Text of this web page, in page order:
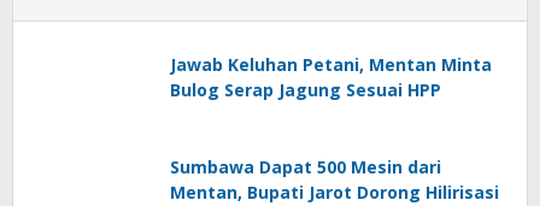
Jawab Keluhan Petani, Mentan Minta
Bulog Serap Jagung Sesuai HPP
Sumbawa Dapat 500 Mesin dari
Mentan, Bupati Jarot Dorong Hilirisasi